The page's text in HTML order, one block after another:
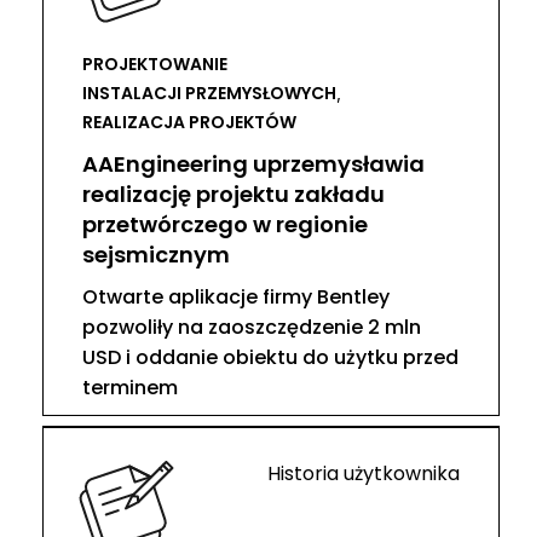
PROJEKTOWANIE
INSTALACJI PRZEMYSŁOWYCH
REALIZACJA PROJEKTÓW
AAEngineering uprzemysławia
realizację projektu zakładu
przetwórczego w regionie
sejsmicznym
Otwarte aplikacje firmy Bentley
pozwoliły na zaoszczędzenie 2 mln
USD i oddanie obiektu do użytku przed
terminem
Historia użytkownika